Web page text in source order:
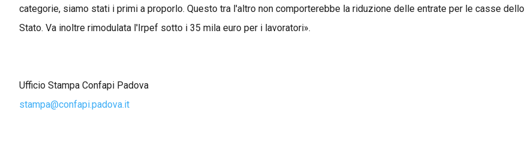
categorie, siamo stati i primi a proporlo. Questo tra l'altro non comporterebbe la riduzione delle entrate per le casse dello
Stato. Va inoltre rimodulata l'Irpef sotto i 35 mila euro per i lavoratori».
Ufficio Stampa Confapi Padova
stampa@confapi.padova.it